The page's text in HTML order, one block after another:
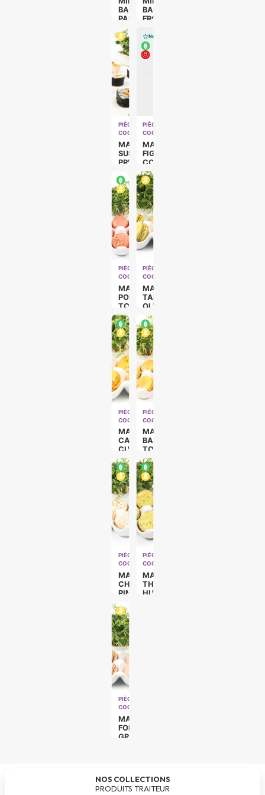
BAGEL
PASTRAMI
BAGEL
FROMAGE
PIÈCES
COCKTAILS
MAKI
SUSHI
PREMIUM
DEMANDE)
Nouveau
PIÈCES
COCKTAILS
MACARON
FIGUE
CONFIT
D’OIGNONS
(VÉGÉ).
PIÈCES
COCKTAILS
MACARON
POIVRON
TOMATE
(VÉGÉ)
PIÈCES
COCKTAILS
MACARON
TAPENADE
OLIVE
VERTE
(VÉGÉ)
PIÈCES
COCKTAILS
MACARON
CAROTTE
CUMIN
(VÉGÉ)
PIÈCES
COCKTAILS
MACARON
BASILIC
TOMATE
(VÉGÉ)
PIÈCES
COCKTAILS
MACARON
CHEVRE
PIMENT
(VÉGÉ)
PIÈCES
COCKTAILS
MACARON
THYM
HUILE
PIÈCES
COCKTAILS
MACARON
FOIE
GRAS
NOS COLLECTIONS
PRODUITS TRAITEUR